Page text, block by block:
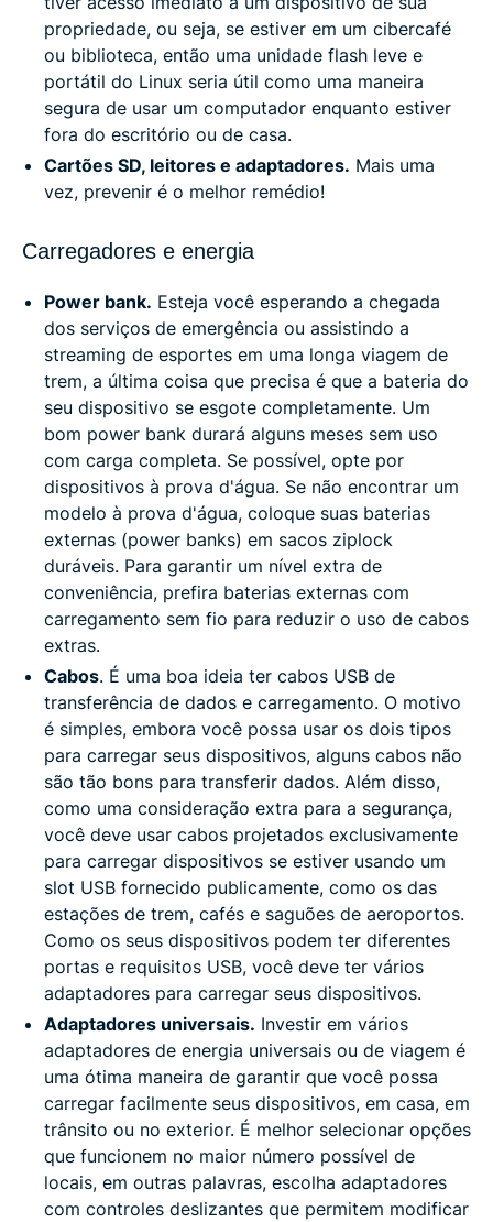
propriedade, ou seja, se estiver em um cibercafé
ou biblioteca, então uma unidade flash leve e
portátil do Linux seria útil como uma maneira
segura de usar um computador enquanto estiver
fora do escritório ou de casa.
Cartões SD, leitores e adaptadores. Mais uma
vez, prevenir é o melhor remédio!
Carregadores e energia
Power bank. Esteja você esperando a chegada
dos serviços de emergência ou assistindo a
streaming de esportes em uma longa viagem de
trem, a última coisa que precisa é que a bateria do
seu dispositivo se esgote completamente. Um
bom power bank durará alguns meses sem uso
com carga completa. Se possível, opte por
dispositivos à prova d'água. Se não encontrar um
modelo à prova d'água, coloque suas baterias
externas (power banks) em sacos ziplock
duráveis. Para garantir um nível extra de
conveniência, prefira baterias externas com
carregamento sem fio para reduzir o uso de cabos
extras.
Cabos. É uma boa ideia ter cabos USB de
transferência de dados e carregamento. O motivo
é simples, embora você possa usar os dois tipos
para carregar seus dispositivos, alguns cabos não
são tão bons para transferir dados. Além disso,
como uma consideração extra para a segurança,
você deve usar cabos projetados exclusivamente
para carregar dispositivos se estiver usando um
slot USB fornecido publicamente, como os das
estações de trem, cafés e saguões de aeroportos.
Como os seus dispositivos podem ter diferentes
portas e requisitos USB, você deve ter vários
adaptadores para carregar seus dispositivos.
Adaptadores universais. Investir em vários
adaptadores de energia universais ou de viagem é
uma ótima maneira de garantir que você possa
carregar facilmente seus dispositivos, em casa, em
trânsito ou no exterior. É melhor selecionar opções
que funcionem no maior número possível de
locais, em outras palavras, escolha adaptadores
com controles deslizantes que permitem modificar